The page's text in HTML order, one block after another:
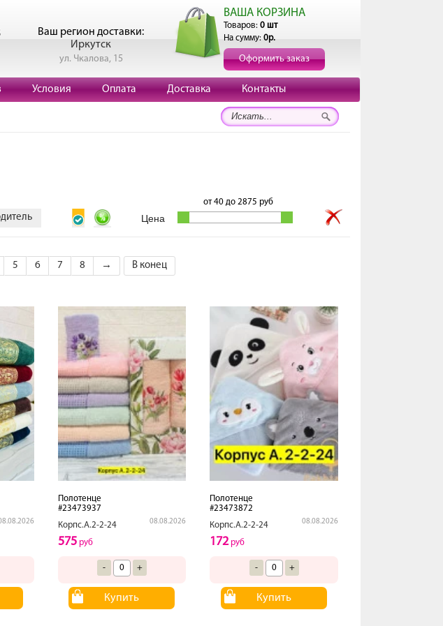
Ваш регион доставки:
Иркутск
ул. Чкалова, 15
ВАША КОРЗИНА
Товаров: 0 шт
На сумму: 0р.
Оформить заказ
Условия Оплата Доставка Контакты
от40до 2875 руб
5 6 7 8 → В конец
Полотенце
#23473937
Корпс.А.2-2-24
08.08.2026
575руб
- +
Купить
Полотенце
#23473872
Корпс.А.2-2-24
08.08.2026
172руб
- +
Купить